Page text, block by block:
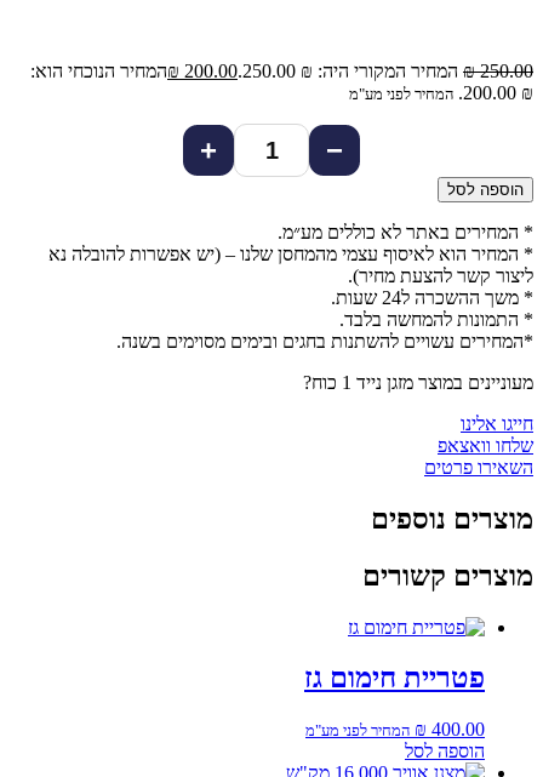
₪250.00 המחיר המקורי היה: ₪ 250.00. ₪ 200.00
המחיר הנוכחי הוא:
₪ 200.00.
המחיר לפני מע"מ
−
+
הוספה לסל
* המחירים באתר לא כוללים מע״מ.
* המחיר הוא לאיסוף עצמי מהמחסן שלנו – (יש אפשרות להובלה נא
ליצור קשר להצעת מחיר).
* משך ההשכרה ל24 שעות.
* התמונות להמחשה בלבד.
*המחירים עשויים להשתנות בחגים ובימים מסוימים בשנה.
מעוניינים במוצר מזגן נייד 1 כוח?
חייגו אלינו
שלחו וואצאפ
השאירו פרטים
מוצרים נוספים
מוצרים קשורים
פטריית חימום גז
₪ 400.00 המחיר לפני מע"מ
הוספה לסל